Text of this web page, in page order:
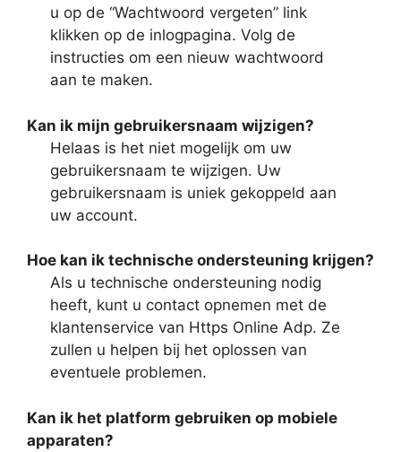
u op de “Wachtwoord vergeten” link
klikken op de inlogpagina. Volg de
instructies om een nieuw wachtwoord
aan te maken.
Kan ik mijn gebruikersnaam wijzigen?
Helaas is het niet mogelijk om uw
gebruikersnaam te wijzigen. Uw
gebruikersnaam is uniek gekoppeld aan
uw account.
Hoe kan ik technische ondersteuning krijgen?
Als u technische ondersteuning nodig
heeft, kunt u contact opnemen met de
klantenservice van Https Online Adp. Ze
zullen u helpen bij het oplossen van
eventuele problemen.
Kan ik het platform gebruiken op mobiele
apparaten?